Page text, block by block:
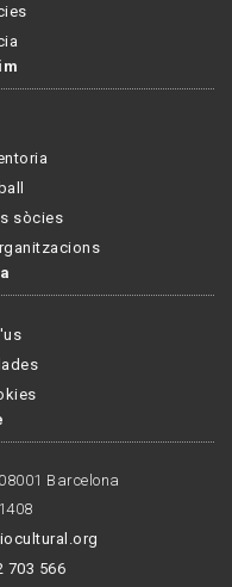
sòcies
Barcelona
703 566